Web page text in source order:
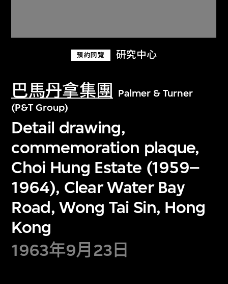
預約閱覽 研究中心
巴馬丹拿集團
Palmer & Turner
(P&T Group)
Detail drawing,
commemoration plaque,
Choi Hung Estate (1959–
1964), Clear Water Bay
Road, Wong Tai Sin, Hong
Kong
1963年9月23日
關於M+藏品
探索世界頂級的二十及二十一世紀視覺
文化藏品。